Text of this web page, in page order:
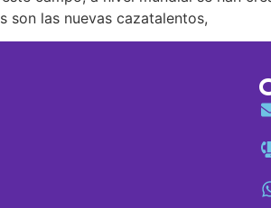
son las nuevas cazatalentos,